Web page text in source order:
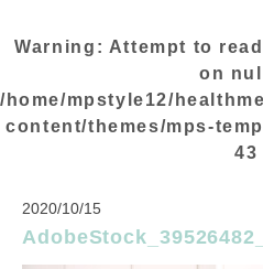
Warning : Attempt to
on
/home/mpstyle12/
content/themes/mps-
43
2020/10/15